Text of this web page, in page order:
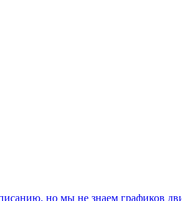
но мы не знаем графиков